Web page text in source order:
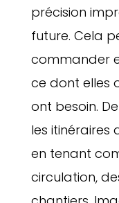
précision
future. Cela
commander
ce dont elles
ont besoin.
les itinéraires
en tenant
circulation,